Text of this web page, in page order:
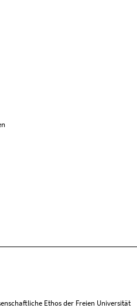
Ethos der Freien Universität